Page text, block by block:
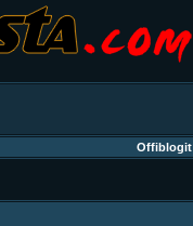
Offiblogit